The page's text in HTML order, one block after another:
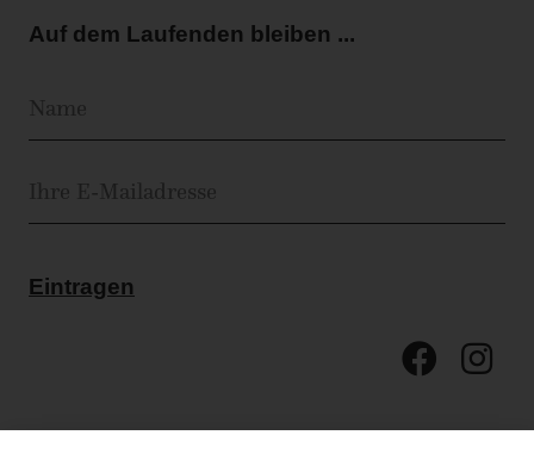
Auf dem Laufenden bleiben ...
Eintragen